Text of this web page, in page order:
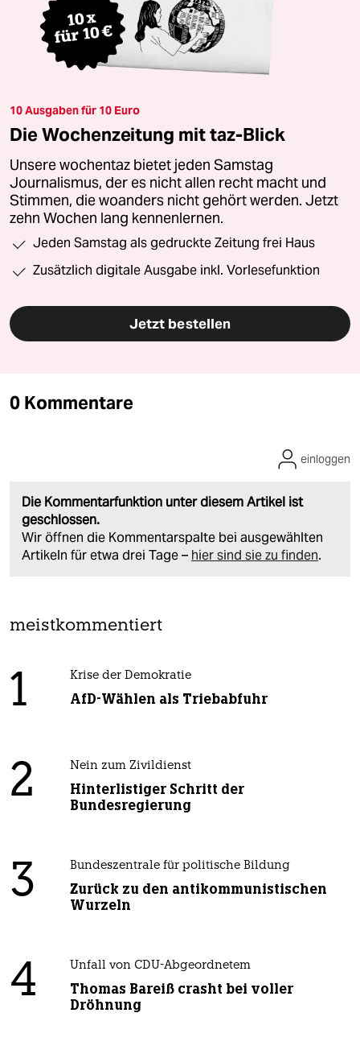
10 Ausgaben für 10 Euro
Die Wochenzeitung mit taz-Blick
Unsere wochentaz bietet jeden Samstag
Journalismus, der es nicht allen recht macht und
Stimmen, die woanders nicht gehört werden. Jetzt
zehn Wochen lang kennenlernen.
Jeden Samstag als gedruckte Zeitung frei Haus
Zusätzlich digitale Ausgabe inkl. Vorlesefunktion
Jetzt bestellen
0 Kommentare
Die Kommentarfunktion unter diesem Artikel ist
geschlossen.
Wir öffnen die Kommentarspalte bei ausgewählten
Artikeln für etwa drei Tage – hier sind sie zu finden.
einloggen
meistkommentiert
1 Krise der Demokratie
AfD-Wählen als Triebabfuhr
2 Nein zum Zivildienst
Hinterlistiger Schritt der
Bundesregierung
3 Bundeszentrale für politische Bildung
Zurück zu den antikommunistischen
Wurzeln
4 Unfall von CDU-Abgeordnetem
Thomas Bareiß crasht bei voller
Dröhnung